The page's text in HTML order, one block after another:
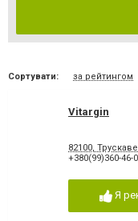
Сортувати: за рейтингом
Vitargin
82100,
+380(99)360-46-
Я